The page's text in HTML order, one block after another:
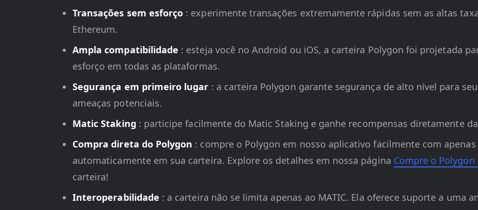
Transações sem esforço : experimente transações extremamente rápidas sem as altas
Ethereum.
Ampla compatibilidade : esteja você no Android ou iOS, a carteira Polygon foi projetada
esforço em todas as plataformas.
Segurança em primeiro lugar : a carteira Polygon garante segurança de alto nível para
ameaças potenciais.
Matic Staking : participe facilmente do Matic Staking e ganhe recompensas diretamente
Compra direta do Polygon : compre o Polygon em nosso aplicativo facilmente com
automaticamente em sua carteira. Explore os detalhes em nossa página Compre o Polygon
carteira!
Interoperabilidade : a carteira não se limita apenas ao MATIC. Ela oferece suporte a uma